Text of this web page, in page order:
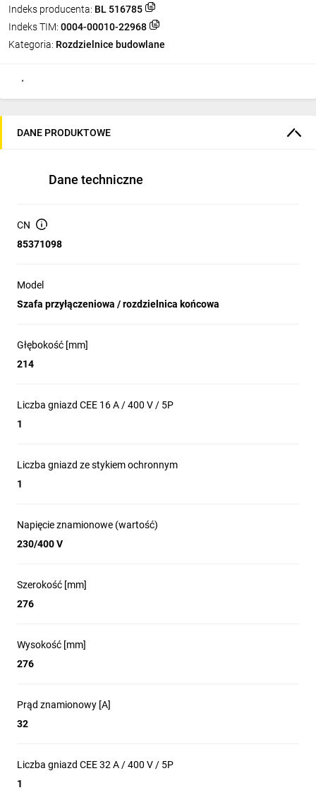
Indeks producenta: BL 516785
Indeks TIM: 0004-00010-22968
Kategoria: Rozdzielnice budowlane
DANE PRODUKTOWE
Dane techniczne
CN
85371098
Model
Szafa przyłączeniowa / rozdzielnica końcowa
Głębokość [mm]
214
Liczba gniazd CEE 16 A / 400 V / 5P
1
Liczba gniazd ze stykiem ochronnym
1
Napięcie znamionowe (wartość)
230/400 V
Szerokość [mm]
276
Wysokość [mm]
276
Prąd znamionowy [A]
32
Liczba gniazd CEE 32 A / 400 V / 5P
1